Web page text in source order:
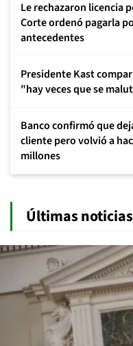
Le rechazaron licencia
Corte ordenó pagarla
antecedentes
Presidente Kast
"hay veces que se
Banco confirmó que
cliente pero volvió a
millones
Últimas noticias